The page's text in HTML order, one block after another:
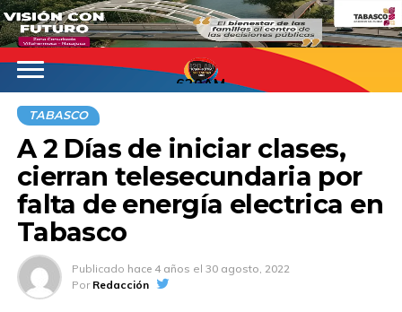
620AM
TABASCO
A 2 Días de iniciar clases,
cierran telesecundaria por
falta de energía electrica en
Tabasco
Publicado hace 4 años el 30 agosto, 2022
Por Redacción